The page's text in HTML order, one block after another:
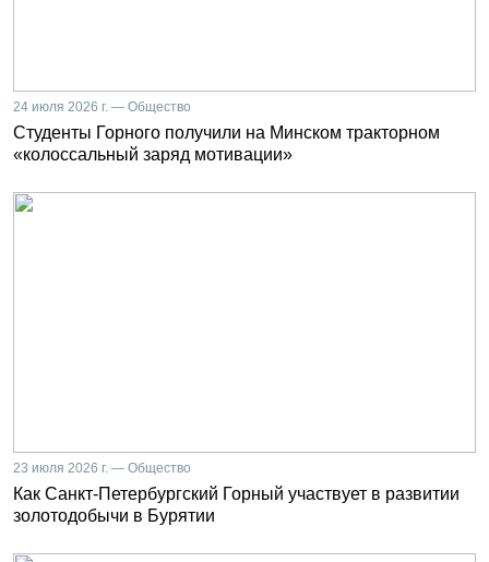
24 июля 2026 г. — Общество
Студенты Горного получили на Минском тракторном
«колоссальный заряд мотивации»
23 июля 2026 г. — Общество
Как Санкт-Петербургский Горный участвует в развитии
золотодобычи в Бурятии